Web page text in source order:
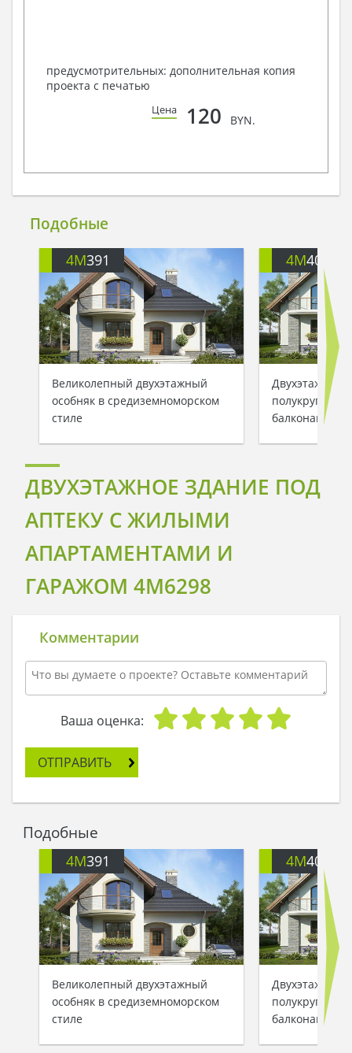
предусмотрительных: дополнительная копия
проекта с печатью
Цена 120 BYN.
Подобные
4M391
Великолепный двухэтажный
особняк в средиземноморском
стиле
4M401
Двухэтажный
балконами
ДВУХЭТАЖНОЕ ЗДАНИЕ ПОД
АПТЕКУ С ЖИЛЫМИ
АПАРТАМЕНТАМИ И
ГАРАЖОМ 4M6298
Комментарии
Ваша оценка:
ОТПРАВИТЬ
Подобные
4M391
Великолепный двухэтажный
особняк в средиземноморском
стиле
4M401
Двухэтажный
балконами